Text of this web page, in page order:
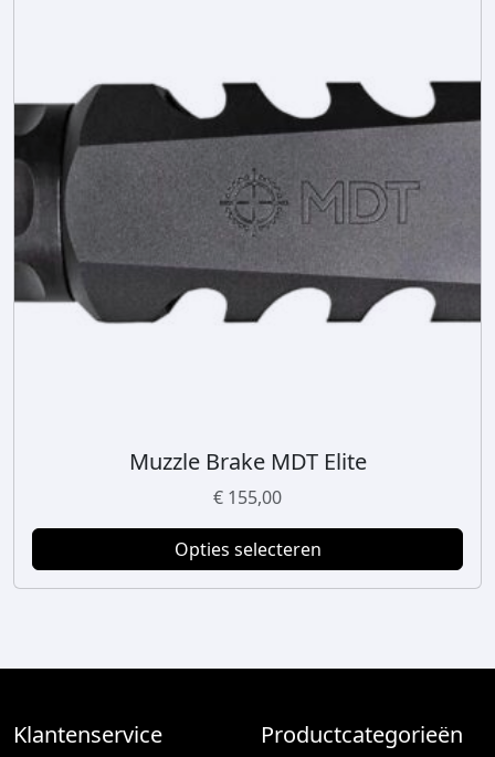
Muzzle Brake MDT Elite
€ 155,00
Opties selecteren
p
r
o
c
h
Klantenservice Productcategorieën